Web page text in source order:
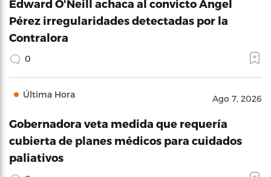
Edward O'Neill achaca al convicto Ángel
Pérez irregularidades detectadas por la
Contralora
0
Última Hora Ago 7, 2026
Gobernadora veta medida que requería
cubierta de planes médicos para cuidados
paliativos